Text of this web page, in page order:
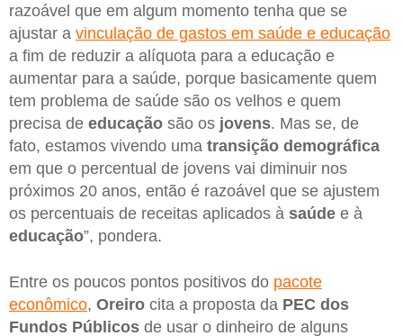
razoável que em algum momento tenha que se
ajustar a vinculação de gastos em saúde e educação
a fim de reduzir a alíquota para a educação e
aumentar para a saúde, porque basicamente quem
tem problema de saúde são os velhos e quem
precisa de educação são os jovens. Mas se, de
fato, estamos vivendo uma transição demográfica
em que o percentual de jovens vai diminuir nos
próximos 20 anos, então é razoável que se ajustem
os percentuais de receitas aplicados à saúde e à
educação”, pondera.
Entre os poucos pontos positivos do pacote
econômico, Oreiro cita a proposta da PEC dos
Fundos Públicos de usar o dinheiro de alguns